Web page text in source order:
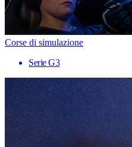
Corse di simulazione
Serie G3